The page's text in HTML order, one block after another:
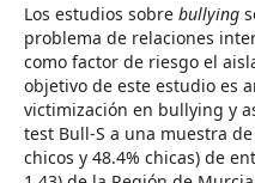
Los estudios sobre bullying
problema de relaciones
como factor de riesgo el
objetivo de este estudio es
victimización en bullying y
test Bull-S a una muestra de
chicos y 48.4% chicas) de